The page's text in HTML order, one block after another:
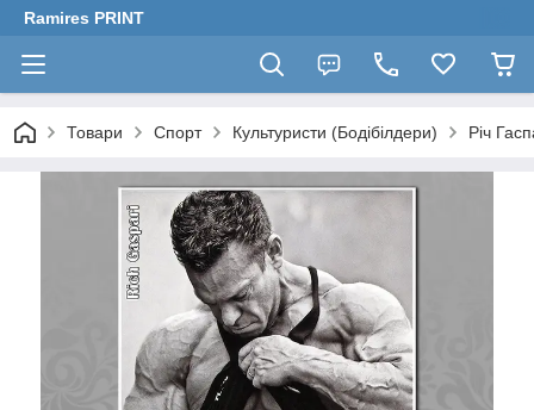
Ramires PRINT
Товари Спорт Культуристи (Бодібілдери) Річ